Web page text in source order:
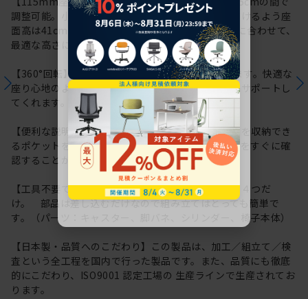
調整可能。小柄な体格の方でも快適にお座りいただけるよう座
面高は41cmから調整可能です。利用シーンや体格に合わせて、
最適な高さに調整いただけます。
【360°回転】座ったままくるっと向きを変えられます。快適な
座り心地のよさで長時間のデスクワークもしっかりサポートし
てくれます。
【便利な説明書収納ポケット】座面裏に取扱説明書を収納でき
るポケットを用意しています。操作方法や各種情報をすぐに確
認することができるので便利です。
【工具不要でかんたん組み立て】パーツはたったの４つだ
け。 部品は差し込むだけなので組み立てはとっても簡単で
す。（パーツ：キャスター、脚バネ、シリンダー、椅子本体）
【日本製・品質へのこだわり】この製品は、加工／組立て／検
査という全工程を国内で行った製品です。また、品質にも徹底
的にこだわり、ISO9001 認定工場の 生産ラインで生産されてお
ります。